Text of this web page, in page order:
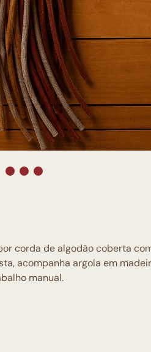
corda de algodão coberta
acompanha argola em
manual.